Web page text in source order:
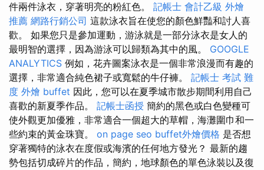
件兩件泳衣，穿著明亮的粉紅色。 記帳士 會計乙級 外燴
推薦 網路行銷公司 這款泳衣旨在使您的顏色鮮豔和討人喜
歡。 如果您只是參加運動，游泳就是一部分泳衣是女人的
最明智的選擇，因為游泳可以歸類為其中的風。 GOOGLE
ANALYTICS 例如，花卉圖案泳衣是一個非常浪漫而有趣的
選擇，非常適合純色裙子或寬鬆的牛仔褲。 記帳士 考試 難
度 外燴 buffet 因此，您可以在夏季城市散步期間利用自己
喜歡的新夏季作品。 記帳士函授 簡約的黑色或白色變種可
使外觀更加優雅，非常適合一個超大的草帽，海灘圍巾和一
些約束的黃金珠寶。 on page seo buffet外燴價格 是否想
穿著獨特的泳衣在度假或海濱的任何地方發光？ 最新的趨
勢包括切成碎片的作品，簡約，地球顏色的單色泳裝以及復